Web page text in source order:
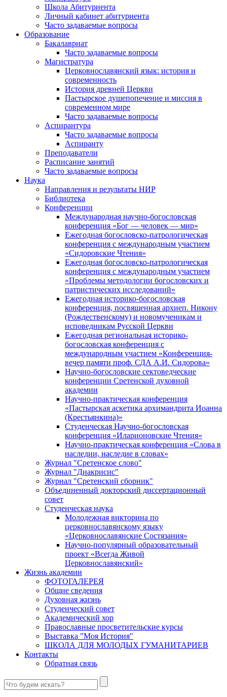
Школа Абитуриента
Личный кабинет абитуриента
Часто задаваемые вопросы
Образование
Бакалавриат
Часто задаваемые вопросы
Магистратура
Церковнославянский язык: история и
современность
История древней Церкви
Пастырское душепопечение и миссия в
современном мире
Часто задаваемые вопросы
Аспирантура
Часто задаваемые вопросы
Аспиранту
Преподаватели
Расписание занятий
Часто задаваемые вопросы
Наука
Направления и результаты НИР
Библиотека
Конференции
Международная научно-богословская
конференция «Бог — человек — мир»
Ежегодная богословско-патрологическая
конференция с международным участием
«Сидоровские Чтения»
Ежегодная богословско-патрологическая
конференция с международным участием
«Проблемы методологии богословских и
патристических исследований»
Ежегодная историко-богословская
конференция, посвященная архиеп. Никону
(Рождественскому) и новомученикам и
исповедникам Русской Церкви
Ежегодная региональная историко-
богословская конференция с
международным участием «Конференция-
вечер памяти проф. СДА А.И. Сидорова»
Научно-богословские сектоведческие
конференции Сретенской духовной
академии
Научно-практическая конференция
«Пастырская аскетика архимандрита Иоанна
(Крестьянкина)»
Студенческая Научно-богословская
конференция «Иларионовские Чтения»
Научно-практическая конференция «Cлова в
наследии, наследие в словах»
Журнал "Сретенское слово"
Журнал "Диакрисис"
Журнал "Сретенский сборник"
Объединенный докторский диссертационный
совет
Студенческая наука
Молодежная викторина по
церковнославянскому языку
«Церковнославянские Состязания»
Научно-популярный образовательный
проект «Всегда Живой
Церковнославянский»
Жизнь академии
ФОТОГАЛЕРЕЯ
Общие сведения
Духовная жизнь
Студенческий совет
Академический хор
Православные просветительские курсы
Выставка "Моя История"
ШКОЛА ДЛЯ МОЛОДЫХ ГУМАНИТАРИЕВ
Контакты
Обратная связь